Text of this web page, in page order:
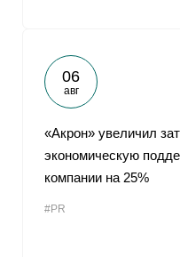
06
авг
«Акрон» увеличил
экономическую
компании на 25%
#PR